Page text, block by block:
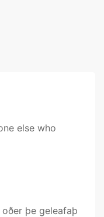
else who
þe geleafaþ